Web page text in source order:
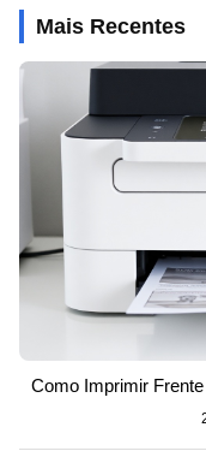
Mais Recentes
Como Imprimir